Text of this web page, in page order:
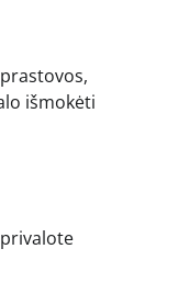
išmokėti